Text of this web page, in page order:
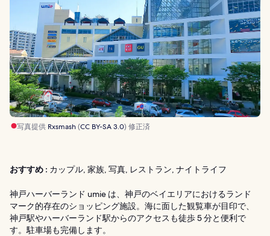
写真提供 Rxsmash(CC BY-SA 3.0) 修正済
おすすめ : カップル, 家族, 写真, レストラン, ナイトライフ
神戸ハーバーランド umie は、神戸のベイエリアにおけるランド
マーク的存在のショッピング施設。海に面した観覧車が目印で、
神戸駅やハーバーランド駅からのアクセスも徒歩 5 分と便利で
す。駐車場も完備します。